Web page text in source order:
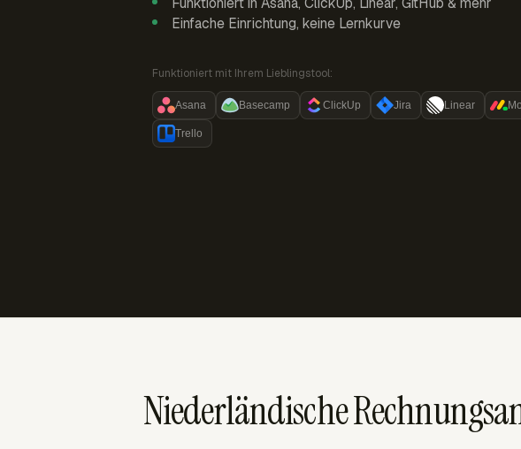
Einfache Einrichtung, keine Lernkurve
Funktioniert mit Ihrem Lieblingstool:
Asana Basecamp ClickUp Jira Linear
Trello
Niederländische